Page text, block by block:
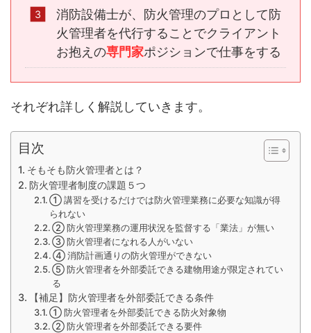
消防設備士が、防火管理のプロとして防
火管理者を代行することでクライアント
お抱えの専門家ポジションで仕事をする
それぞれ詳しく解説していきます。
目次
そもそも防火管理者とは？
防火管理者制度の課題５つ
① 講習を受けるだけでは防火管理業務に必要な知識が得
られない
② 防火管理業務の運用状況を監督する「業法」が無い
③ 防火管理者になれる人がいない
④ 消防計画通りの防火管理ができない
⑤ 防火管理者を外部委託できる建物用途が限定されてい
る
【補足】防火管理者を外部委託できる条件
① 防火管理者を外部委託できる防火対象物
② 防火管理者を外部委託できる要件